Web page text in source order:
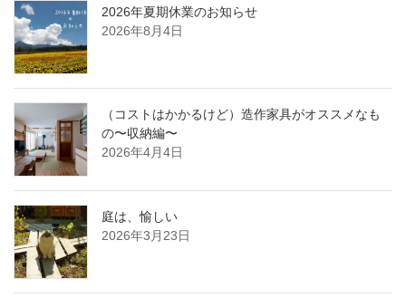
2026年夏期休業のお知らせ
2026年8月4日
（コストはかかるけど）造作家具がオススメなも
の〜収納編〜
2026年4月4日
庭は、愉しい
2026年3月23日